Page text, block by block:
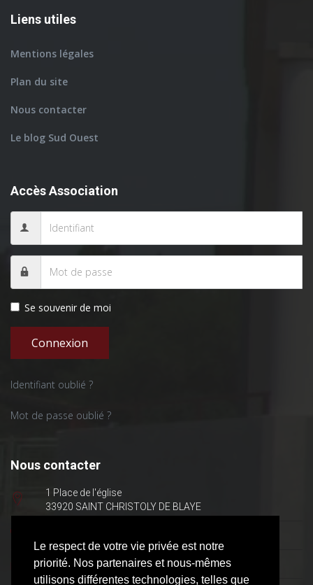
Le respect de votre vie privée est notre
priorité. Nos partenaires et nous-mêmes
utilisons différentes technologies, telles que
Liens utiles
Mentions légales
Plan du site
Nous contacter
Le blog Sud Ouest
Accès Association
Se souvenir de moi
Connexion
Identifiant oublié ?
Mot de passe oublié ?
Nous contacter
1 Place de l'église
33920 SAINT CHRISTOLY DE BLAYE
mairie@saint-christoly.fr